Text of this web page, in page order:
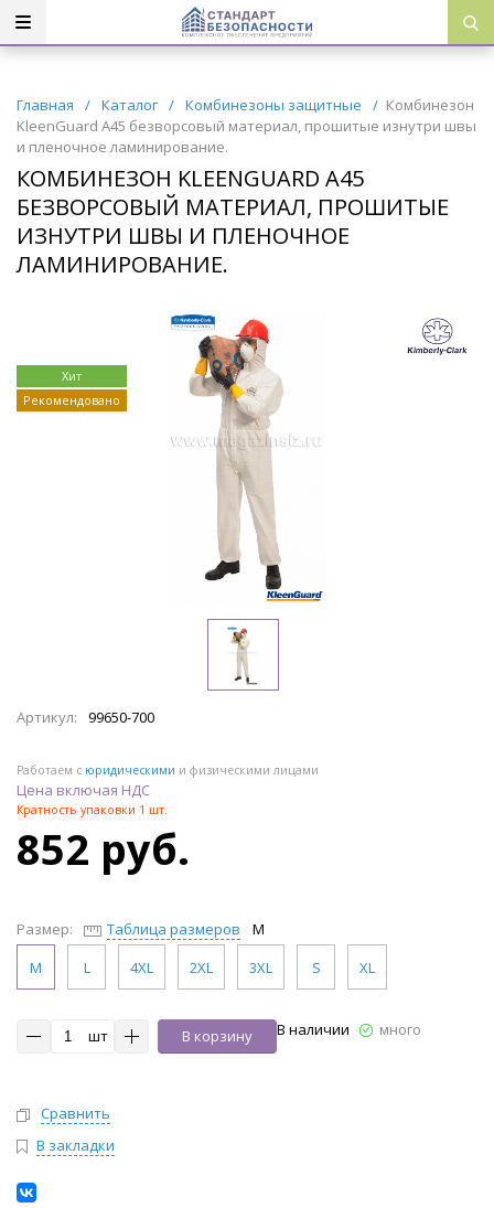
Главная / Каталог / Комбинезоны защитные / Комбинезон
KleenGuard A45 безворсовый материал, прошитые изнутри швы
и пленочное ламинирование.
КОМБИНЕЗОН KLEENGUARD A45
БЕЗВОРСОВЫЙ МАТЕРИАЛ, ПРОШИТЫЕ
ИЗНУТРИ ШВЫ И ПЛЕНОЧНОЕ
ЛАМИНИРОВАНИЕ.
Хит
Рекомендовано
Артикул: 99650-700
Работаем с юридическими и физическими лицами
Цена включая НДС
Кратность упаковки 1 шт.
852 руб.
Размер: Таблица размеров
M
M
L 4XL 2XL 3XL S XL
шт В корзину В наличии много
Сравнить
В закладки